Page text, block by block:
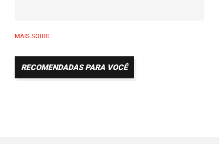
MAIS SOBRE:
RECOMENDADAS PARA VOCÊ